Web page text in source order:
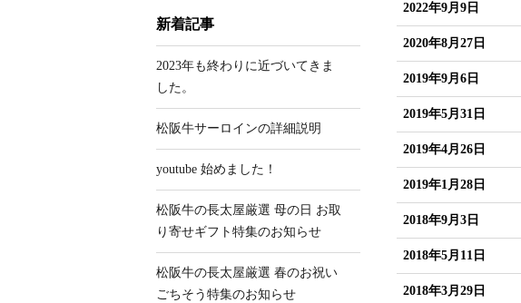
2022年9月9日
2020年8月27日
2019年9月6日
2019年5月31日
2019年4月26日
2019年1月28日
2018年9月3日
2018年5月11日
2018年3月29日
新着記事
2023年も終わりに近づいてきま
した。
松阪牛サーロインの詳細説明
youtube 始めました！
松阪牛の長太屋厳選 母の日 お取
り寄せギフト特集のお知らせ
松阪牛の長太屋厳選 春のお祝い
ごちそう特集のお知らせ